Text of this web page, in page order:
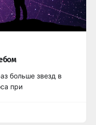
больше звезд в
при